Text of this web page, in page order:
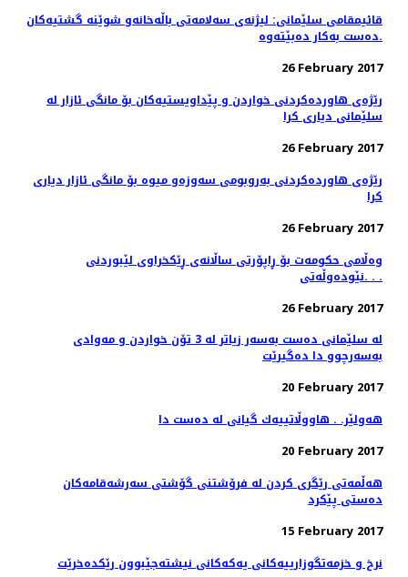
قائیمقامی سلێمانی: لیژنه‌ی سه‌لامه‌تی باڵه‌خانه‌و شوێنه‌ گشتیه‌كان
ده‌ست به‌كار ده‌بێته‌وه‌.
26 February 2017
رێژه‌ی هاورده‌كردنی خواردن و پێداویستیه‌كان بۆ مانگی ئازار له‌
سلێمانی دیاری كرا
26 February 2017
رێژه‌ی هاورده‌كردنی به‌روبومی سه‌وزه‌و میوه‌ بۆ مانگی ئازار دیاری
كرا
26 February 2017
وەڵامی حکومەت بۆ ڕاپۆرتی ساڵانەی ڕێکخراوى لێبوردنى
نێودەوڵەتى. . .
26 February 2017
له‌ سلێمانی ده‌ست به‌سه‌ر زیاتر له‌ 3 تۆن خواردن و مه‌وادی
به‌سه‌رچوو دا ده‌گیرێت
20 February 2017
هەولێر. . هاووڵاتییەك گیانی لە دەست دا
20 February 2017
هه‌ڵمه‌تی رێگری كردن له‌ فرۆشتنی گۆشتی سه‌رشه‌قامه‌كان
ده‌ستی پێكرد
15 February 2017
نرخ و خزمه‌تگوزارییه‌كانی یه‌كه‌كانی نیشته‌جێبوون رێكده‌خرێت